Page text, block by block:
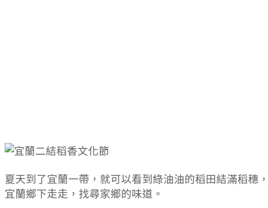
夏天到了宜蘭一帶，就可以看到綠油油的稻田結滿稻穗
宜蘭鄉下走走，找尋家鄉的味道。